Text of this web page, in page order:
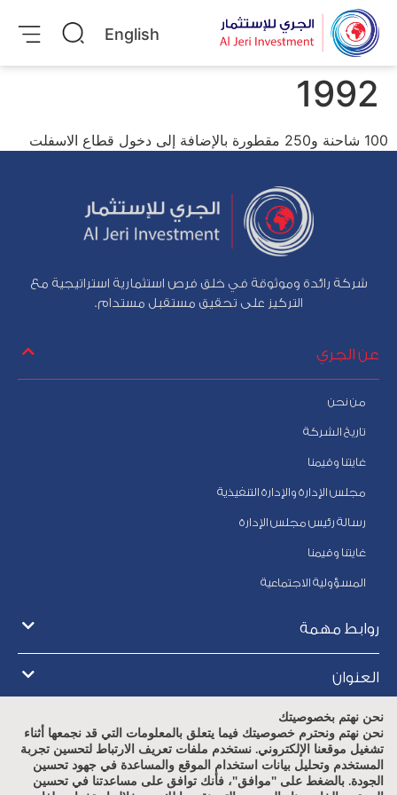
English
1992
100 شاحنة و250 مقطورة بالإضافة إلى دخول قطاع الاسفلت
شركة رائدة وموثوقة في خلق فرص استثمارية استراتيجية مع
التركيز على تحقيق مستقبل مستدام.
عن الجري
من نحن
تاريخ الشركة
غايتنا وقيمنا
مجلس الإدارة والإدارة التنفيذية
رسالة رئيس مجلس الإدارة
غايتنا وقيمنا
المسؤولية الاجتماعية
روابط مهمة
العنوان
أوقات العمل
نحن نهتم بخصوصيتك
نحن نهتم ونحترم خصوصيتك فيما يتعلق بالمعلومات التي قد نجمعها أثناء
تشغيل موقعنا الإلكتروني. نستخدم ملفات تعريف الارتباط لتحسين تجربة
المستخدم وتحليل بيانات استخدام الموقع والمساعدة في جهود تحسين
الجودة. بالضغط على "موافق"، فأنك توافق على مساعدتنا في تحسين